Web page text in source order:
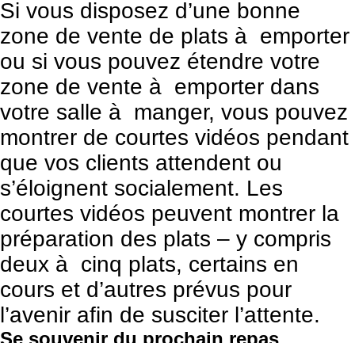
Si vous disposez d’une bonne
zone de vente de plats à emporter
ou si vous pouvez étendre votre
zone de vente à emporter dans
votre salle à manger, vous pouvez
montrer de courtes vidéos pendant
que vos clients attendent ou
s’éloignent socialement. Les
courtes vidéos peuvent montrer la
préparation des plats – y compris
deux à cinq plats, certains en
cours et d’autres prévus pour
l’avenir afin de susciter l’attente.
Se souvenir du prochain repas